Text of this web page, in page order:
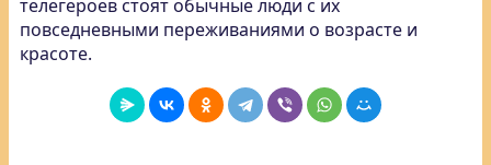
телегероев стоят обычные люди с их
повседневными переживаниями о возрасте и
красоте.